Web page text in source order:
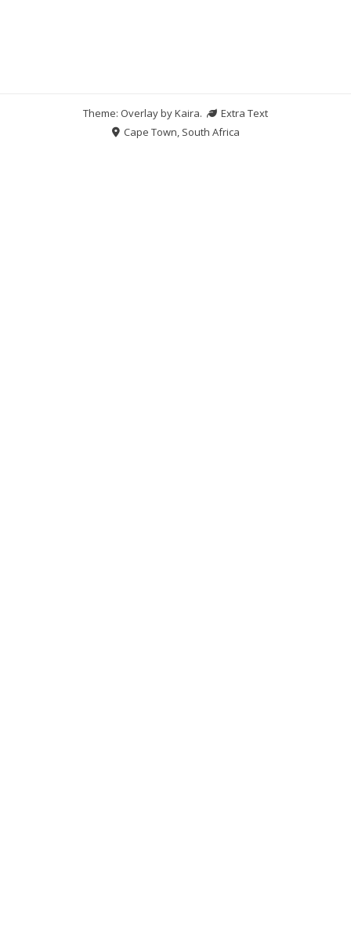
Theme: Overlay byKaira.
Extra Text
Cape Town, South Africa